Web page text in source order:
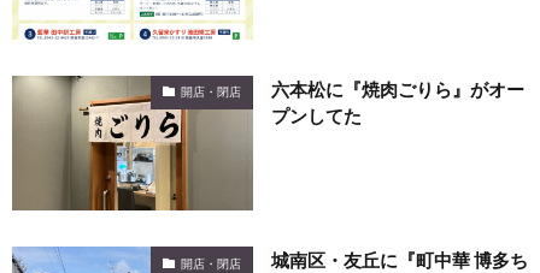
開店・閉店
六本松に『焼肉ごりら』がオー
プンしてた
開店・閉店
城南区・友丘に『町中華 博多ち